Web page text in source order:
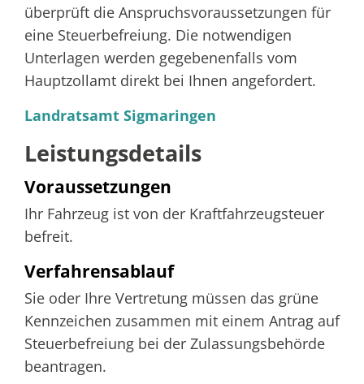
überprüft die Anspruchsvoraussetzungen für
eine Steuerbefreiung. Die notwendigen
Unterlagen werden gegebenenfalls vom
Hauptzollamt direkt bei Ihnen angefordert.
Landratsamt Sigmaringen
Leistungsdetails
Voraussetzungen
Ihr Fahrzeug ist von der Kraftfahrzeugsteuer
befreit.
Verfahrensablauf
Sie oder Ihre Vertretung müssen das grüne
Kennzeichen zusammen mit einem Antrag auf
Steuerbefreiung bei der Zulassungsbehörde
beantragen.